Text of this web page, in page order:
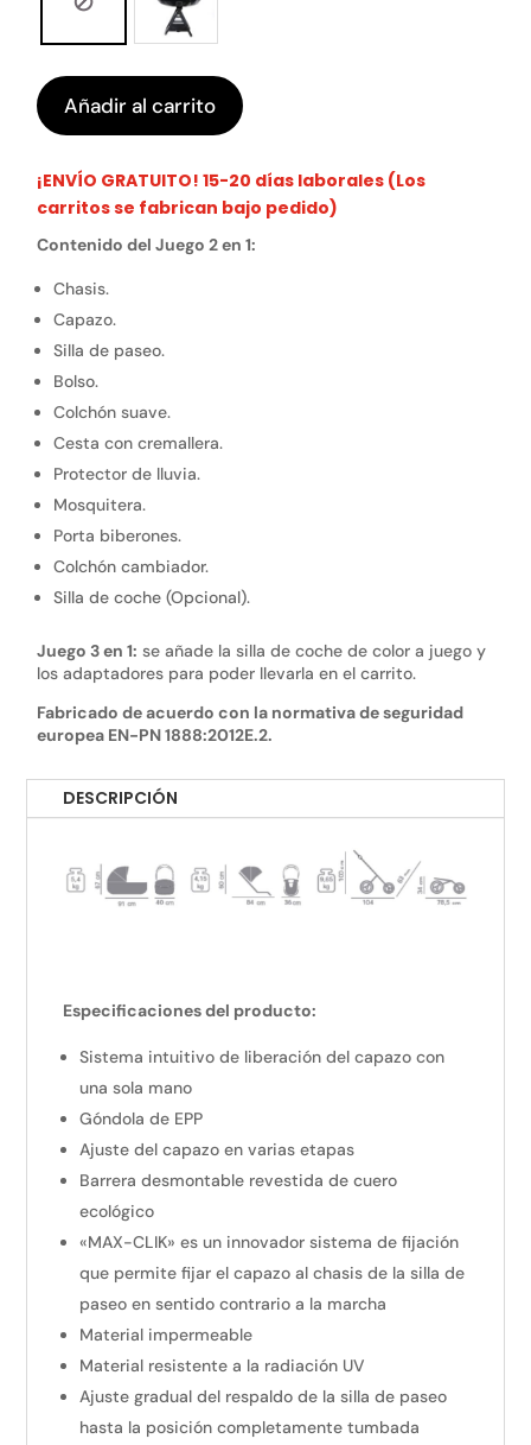
Añadir al carrito
¡ENVÍO GRATUITO! 15-20 días laborales (Los
carritos se fabrican bajo pedido)
Contenido del Juego 2 en 1:
Chasis.
Capazo.
Silla de paseo.
Bolso.
Colchón suave.
Cesta con cremallera.
Protector de lluvia.
Mosquitera.
Porta biberones.
Colchón cambiador.
Silla de coche (Opcional).
Juego 3 en 1: se añade la silla de coche de color a juego y
los adaptadores para poder llevarla en el carrito.
Fabricado de acuerdo con la normativa de seguridad
europea EN-PN 1888:2012E.2.
DESCRIPCIÓN
Especificaciones del producto:
Sistema intuitivo de liberación del capazo con
una sola mano
Góndola de EPP
Ajuste del capazo en varias etapas
Barrera desmontable revestida de cuero
ecológico
«MAX-CLIK» es un innovador sistema de fijación
que permite fijar el capazo al chasis de la silla de
paseo en sentido contrario a la marcha
Material impermeable
Material resistente a la radiación UV
Ajuste gradual del respaldo de la silla de paseo
hasta la posición completamente tumbada